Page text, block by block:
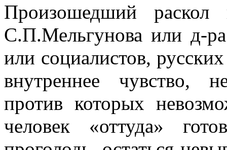
Произошедший раскол
С.П.Мельгунова или д-
или социалистов,
внутреннее чувство,
против которых
человек «оттуда»